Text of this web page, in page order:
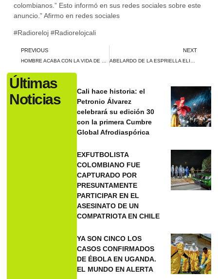
colombianos.” Esto informó en sus redes sociales sobre este
anuncio.” Afirmo en redes sociales
#Radioreloj #Radiorelojcali
PREVIOUS NEXT
Últimas
Noticias
Cali hace historia: el
Petronio Álvarez
celebrará su edición 30
con la primera Cumbre
Global Afrodiaspórica
EXFUTBOLISTA
COLOMBIANO FUE
CAPTURADO POR
PRESUNTAMENTE
PARTICIPAR EN EL
ASESINATO DE UN
COMPATRIOTA EN CHILE
YA SON CINCO LOS
CASOS CONFIRMADOS
DE ÉBOLA EN UGANDA.
EL MUNDO EN ALERTA